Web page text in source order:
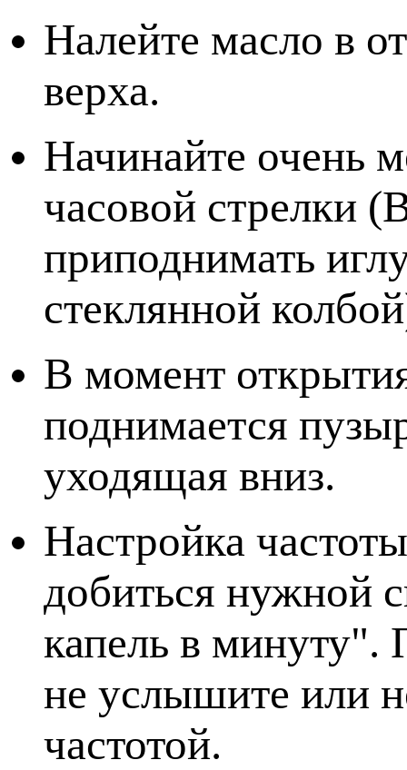
Налейте масло в
верха.
Начинайте очень
часовой стрелки
приподнимать
стеклянной
В момент
поднимается
уходящая вниз.
Настройка
добиться нужной
капель в минуту".
не услышите или
частотой.